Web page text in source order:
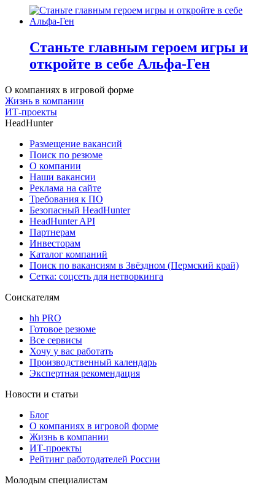
Станьте главным героем игры и
откройте в себе Альфа-Ген
О компаниях в игровой форме
Жизнь в компании
ИТ-проекты
HeadHunter
Размещение вакансий
Поиск по резюме
О компании
Наши вакансии
Реклама на сайте
Требования к ПО
Безопасный HeadHunter
HeadHunter API
Партнерам
Инвесторам
Каталог компаний
Поиск по вакансиям в Звёздном (Пермский край)
Сетка: соцсеть для нетворкинга
Соискателям
hh PRO
Готовое резюме
Все сервисы
Хочу у вас работать
Производственный календарь
Экспертная рекомендация
Новости и статьи
Блог
О компаниях в игровой форме
Жизнь в компании
ИТ-проекты
Рейтинг работодателей России
Молодым специалистам